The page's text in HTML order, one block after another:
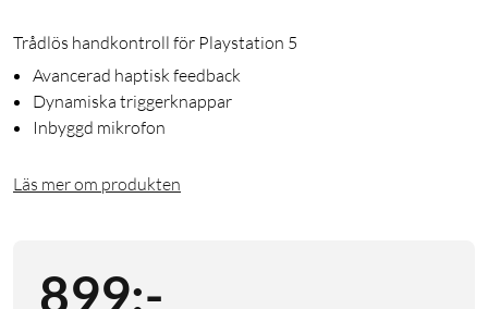
Trådlös handkontroll för Playstation 5
Avancerad haptisk feedback
Dynamiska triggerknappar
Inbyggd mikrofon
Läs mer om produkten
899:-